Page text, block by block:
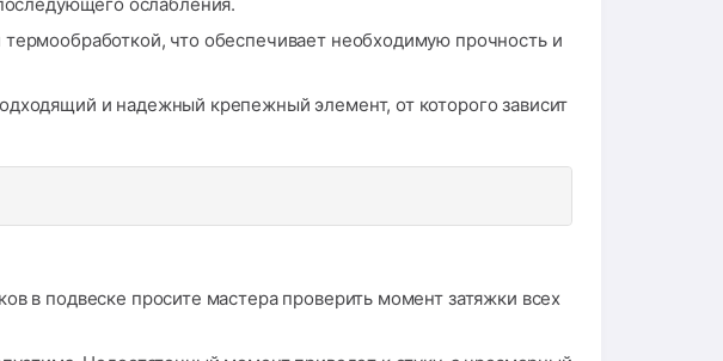
что обеспечивает необходимую прочность и
и надежный крепежный элемент, от которого зависит
в подвеске просите мастера проверить момент затяжки всех